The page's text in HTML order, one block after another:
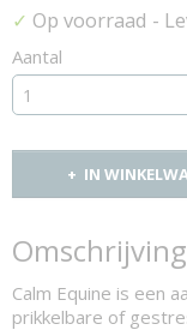
✓ Op voorraad -
Aantal
IN
Omschrijving
Calm Equine is een
prikkelbare of